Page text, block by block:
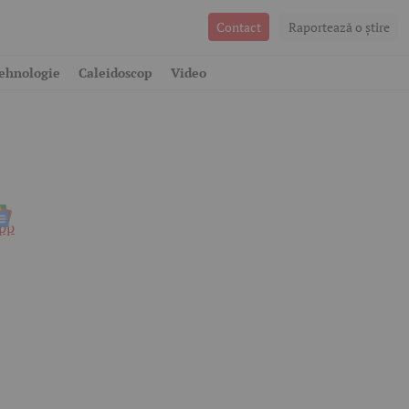
Contact Raportează o ştire
Caleidoscop Video